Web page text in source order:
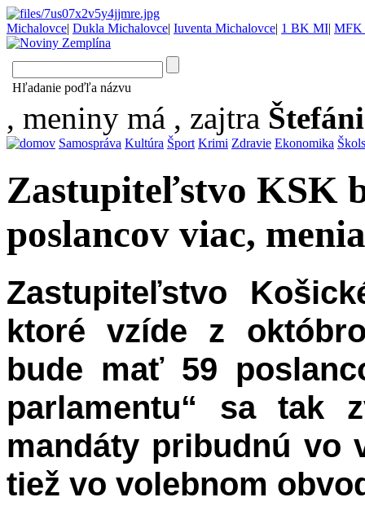
Michalovce| Dukla Michalovce| Iuventa Michalovce| 1 BK MI| MFK
Hľadanie poďľa názvu
, meniny má , zajtra
Samospráva Kultúra Šport Krimi Zdravie Ekonomika
Zastupiteľstvo KSK
poslancov viac,
Zastupiteľstvo
ktoré vzíde z
bude mať 59
parlamentu“ sa tak
mandáty pribudnú vo
tiež vo volebnom